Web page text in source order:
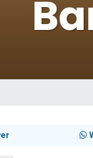
places pour étudier en
viennent de faire un